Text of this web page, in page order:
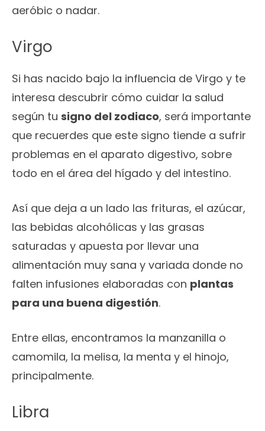
aeróbic o nadar.
Virgo
Si has nacido bajo la influencia de Virgo y te
interesa descubrir cómo cuidar la salud
según tu signo del zodiaco, será importante
que recuerdes que este signo tiende a sufrir
problemas en el aparato digestivo, sobre
todo en el área del hígado y del intestino.
Así que deja a un lado las frituras, el azúcar,
las bebidas alcohólicas y las grasas
saturadas y apuesta por llevar una
alimentación muy sana y variada donde no
falten infusiones elaboradas con plantas
para una buena digestión.
Entre ellas, encontramos la manzanilla o
camomila, la melisa, la menta y el hinojo,
principalmente.
Libra